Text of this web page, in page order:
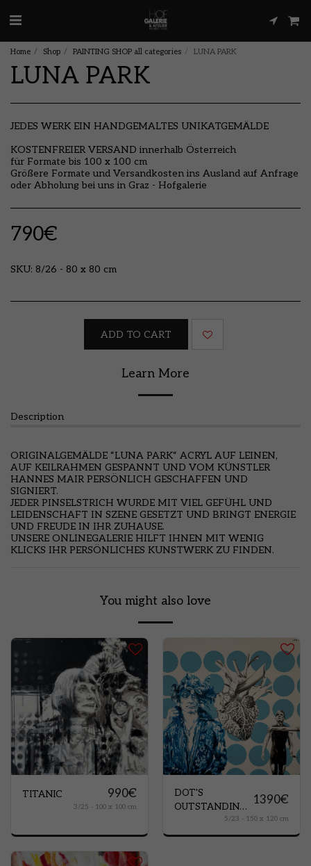
Home Shop PAINTING SHOP all categories LUNA PARK
LUNA PARK
JEDES WERK EIN HANDGEMALTES UNIKATGEMÄLDE
KOSTENFREIER VERSAND innerhalb Österreich
für Formate bis 100 x 100 cm
Größere Formate und Versandkosten ins Ausland auf Anfrage
oder Abholung bei uns in Graz - Hofgalerie
790€
SKU: 8/26 - 80 x 80 cm
ADD TO CART
Learn More
Description
ORIGINALGEMÄLDE “LUNA PARK“ ACRYL AUF LEINEN,
AUF KEILRAHMEN GESPANNT UND VOM KÜNSTLER
HANNES MAIR PERSÖNLICH GESCHAFFEN UND
SIGNIERT.
JEDER PINSELSTRICH WURDE MIT VIEL GEFÜHL UND
LEIDENSCHAFT IN SZENE GESETZT UND BRINGT ENERGIE
UND FREUDE IN IHR ZUHAUSE.
UNSERE ONLINEGALERIE HILFT IHNEN MIT WENIG
KLICKS IHR PERSÖNLICHES KUNSTWERK ZU FINDEN.
You might also love
TITANIC 990€
3/25 - 100 x 100 cm
DOT'S
OUTSTANDING
1390€
5/23 - 150 x 120 cm